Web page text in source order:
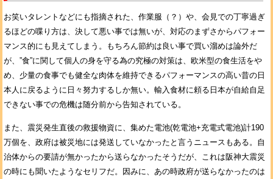
お笑いタレントなどにも指摘された、作業服（？）や、会見での丁寧過ぎ
るほどの喋り方は、決して悪い事では無いが、対応のまずさからパフォー
マンス的にも見えてしまう。もちろん節約は良い事で買い溜めは論外だ
が、”食”に関して個人の身を守る為の究極の対策は、欧米型の食生活をや
め、少量の食事でも健全な肉体を維持できるパフォーマンスの高い昔の日
本人に戻るように日々努力するしか無い。輸入食材に頼る日本が自給自足
できない事での危機は随分前から告知されている。
また、震災発生直後の救援物資に、集めた電池(乾電池+充電式電池)計190
万個を、政府は被災地には発送していなかったと言うニュースもある。自
治体からの要請が無かったから送らなかったそうだが、これは阪神大震災
の時にも聞いたようなセリフだ。因みに、あの時政府が送らなかったのは